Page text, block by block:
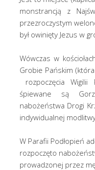
monstrancją z
przezroczystym
był owinięty Jezus w
Wówczas w
Grobie Pańskim
rozpoczęcia Wigilii
śpiewane są
nabożeństwa Drogi
indywidualnej
W Parafii Podłopień
rozpoczęto
prowadzonej przez